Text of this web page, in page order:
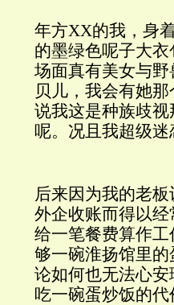
年方XX的我，身
的墨绿色呢子大
场面真有美女与
贝儿，我会有她
说我这是种族歧
呢。况且我超级
后来因为我的老
外企收账而得以
给一笔餐费算作
够一碗淮扬馆里
论如何也无法心
吃一碗蛋炒饭的